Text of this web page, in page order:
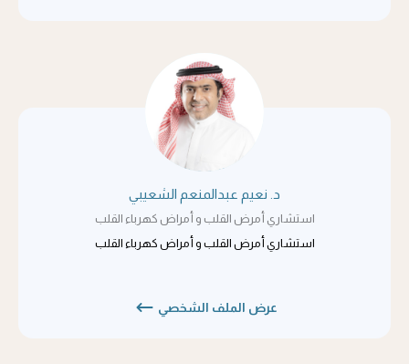
د. نعيم عبدالمنعم الشعيبي
استشاري أمرض القلب و أمراض كهرباء القلب
استشاري أمرض القلب و أمراض كهرباء القلب
عرض الملف الشخصي